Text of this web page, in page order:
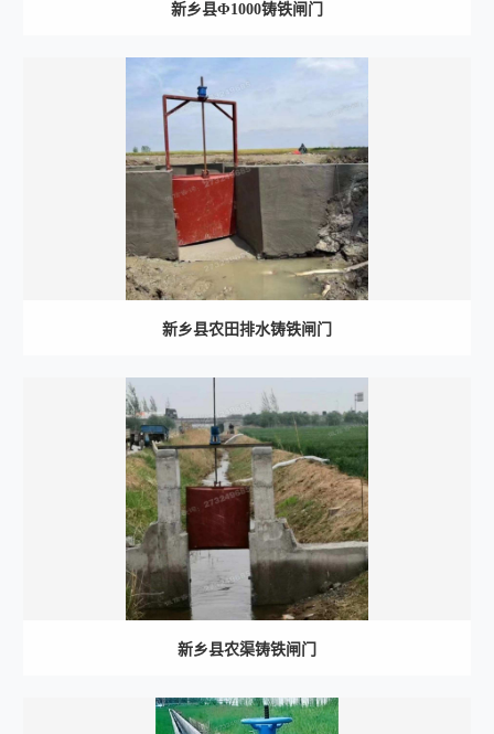
新乡县Φ1000铸铁闸门
新乡县农田排水铸铁闸门
新乡县农渠铸铁闸门